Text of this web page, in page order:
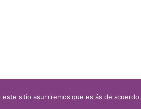
sitio asumiremos que estás de acuerdo.